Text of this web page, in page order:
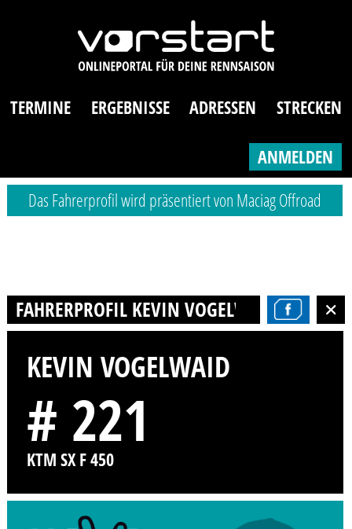
TERMINE ERGEBNISSE ADRESSEN STRECKEN
ANMELDEN
Das Fahrerprofil wird präsentiert von Maciag Offroad
FAHRERPROFIL KEVIN VOGELWAID
KEVIN VOGELWAID
# 221
KTM SX F 450